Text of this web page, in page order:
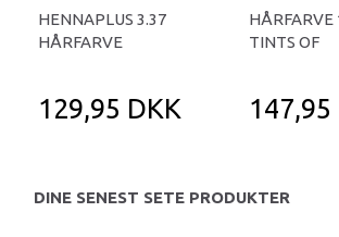
HENNAPLUS 3.37
HÅRFARVE
129,95 DKK
HÅRFARVE
TINTS OF
147,95
DINE SENEST SETE PRODUKTER